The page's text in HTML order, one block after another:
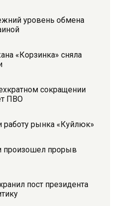
уровень обмена
«Корзинка» сняла
сокращении
ПВО
работу рынка «Куйлюк»
произошел прорыв
пост президента